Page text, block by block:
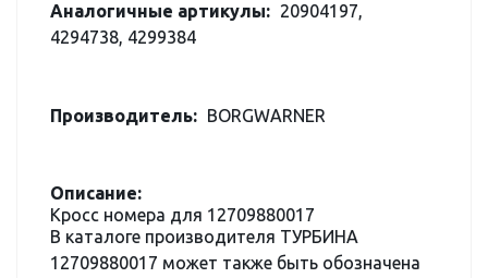
Аналогичные артикулы: 20904197,
4294738, 4299384
Производитель: BORGWARNER
Описание:
Кросс номера для 12709880017
В каталоге производителя ТУРБИНА
12709880017 может также быть обозначена